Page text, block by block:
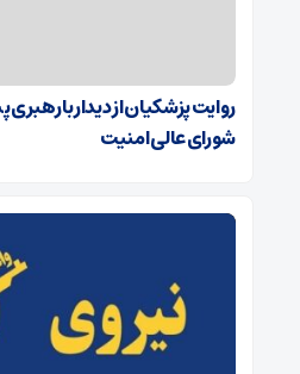
روایت پزشکیان از دیدار با
شورای عالی امنیت